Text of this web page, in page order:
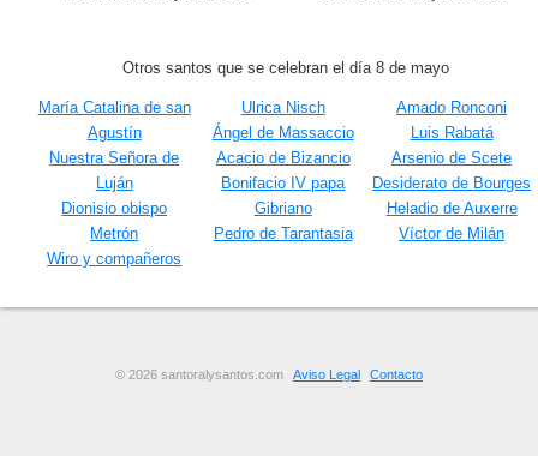
Otros santos que se celebran el día 8 de mayo
María Catalina de san
Agustín
Ulrica Nisch
Amado Ronconi
Ángel de Massaccio
Luis Rabatá
Nuestra Señora de
Luján
Acacio de Bizancio
Arsenio de Scete
Bonifacio IV papa
Desiderato de Bourges
Dionisio obispo
Gibriano
Heladio de Auxerre
Metrón
Pedro de Tarantasia
Víctor de Milán
Wiro y compañeros
© 2026 santoralysantos.com Aviso Legal Contacto